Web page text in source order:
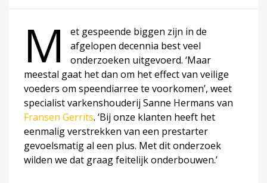
M
et gespeende biggen zijn in de
afgelopen decennia best veel
onderzoeken uitgevoerd. ‘Maar
meestal gaat het dan om het effect van veilige
voeders om speendiarree te voorkomen’, weet
specialist varkenshouderij Sanne Hermans van
Fransen Gerrits. ‘Bij onze klanten heeft het
eenmalig verstrekken van een prestarter
gevoelsmatig al een plus. Met dit onderzoek
wilden we dat graag feitelijk onderbouwen.’